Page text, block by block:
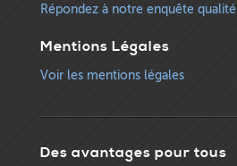
Répondez à notre enquête qualité
Mentions Légales
Voir les mentions légales
Des avantages pour tous